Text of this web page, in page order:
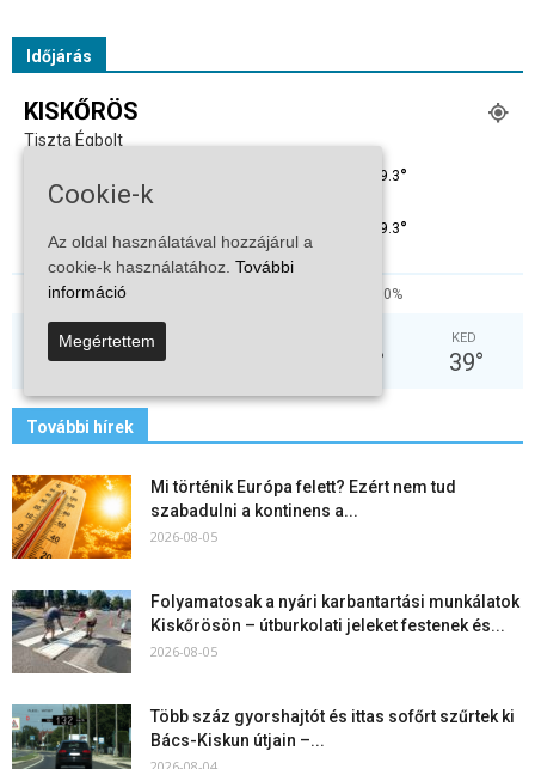
Időjárás
KISKŐRÖS
Tiszta Égbolt
39.3°
39.3°
0%
PÉN
36° 32 °
KED
39°
További hírek
Mi történik Európa felett? Ezért nem tud
szabadulni a kontinens a...
2026-08-05
Folyamatosak a nyári karbantartási munkálatok
Kiskőrösön – útburkolati jeleket festenek és...
2026-08-05
Több száz gyorshajtót és ittas sofőrt szűrtek ki
Bács-Kiskun útjain –...
Cookie-k
Az oldal használatával hozzájárul a
cookie-k használatához. További
információ
Megértettem